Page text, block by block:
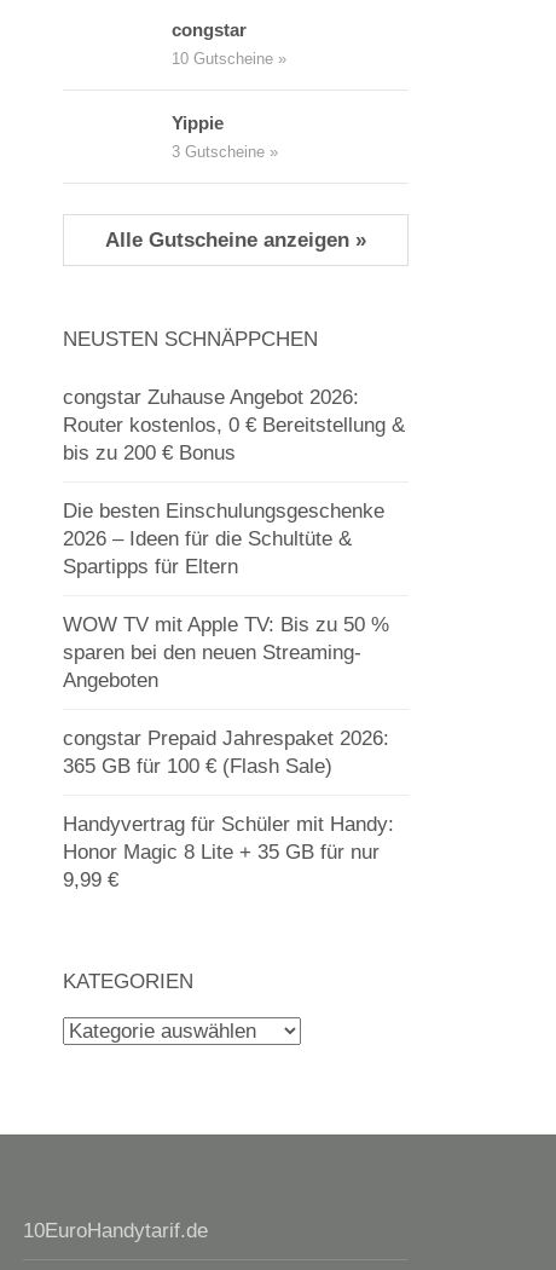
congstar
10 Gutscheine »
Yippie
3 Gutscheine »
Alle Gutscheine anzeigen »
NEUSTEN SCHNÄPPCHEN
congstar Zuhause Angebot 2026:
Router kostenlos, 0 € Bereitstellung &
bis zu 200 € Bonus
Die besten Einschulungsgeschenke
2026 – Ideen für die Schultüte &
Spartipps für Eltern
WOW TV mit Apple TV: Bis zu 50 %
sparen bei den neuen Streaming-
Angeboten
congstar Prepaid Jahrespaket 2026:
365 GB für 100 € (Flash Sale)
Handyvertrag für Schüler mit Handy:
Honor Magic 8 Lite + 35 GB für nur
9,99 €
KATEGORIEN
Kategorien
10EuroHandytarif.de